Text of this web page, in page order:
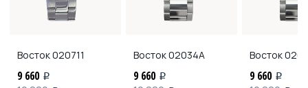
Восток020711
9 660 i
Восток02034А
9 660 i
Восток
9 660 i